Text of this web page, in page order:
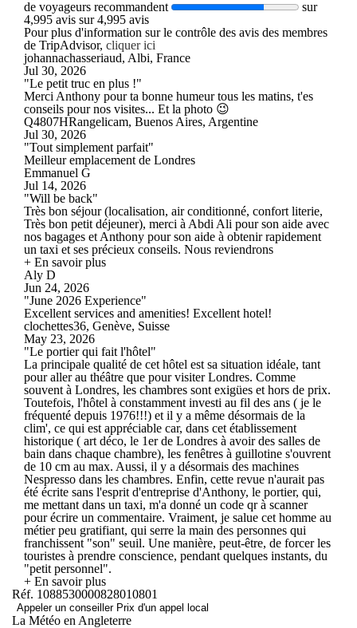
de voyageurs recommandent
sur
4,995 avis sur 4,995 avis
Pour plus d'information sur le contrôle des avis des membres
de TripAdvisor, cliquer ici
johannachasseriaud, Albi, France
Jul 30, 2026
"Le petit truc en plus !"
Merci Anthony pour ta bonne humeur tous les matins, t'es
conseils pour nos visites... Et la photo 😉
Q4807HRangelicam, Buenos Aires, Argentine
Jul 30, 2026
"Tout simplement parfait"
Meilleur emplacement de Londres
Emmanuel G
Jul 14, 2026
"Will be back"
Très bon séjour (localisation, air conditionné, confort literie,
Très bon petit déjeuner), merci à Abdi Ali pour son aide avec
nos bagages et Anthony pour son aide à obtenir rapidement
un taxi et ses précieux conseils. Nous reviendrons
+ En savoir plus
Aly D
Jun 24, 2026
"June 2026 Experience"
Excellent services and amenities! Excellent hotel!
clochettes36, Genève, Suisse
May 23, 2026
"Le portier qui fait l'hôtel"
La principale qualité de cet hôtel est sa situation idéale, tant
pour aller au théâtre que pour visiter Londres. Comme
souvent à Londres, les chambres sont exigües et hors de prix.
Toutefois, l'hôtel à constamment investi au fil des ans ( je le
fréquenté depuis 1976!!!) et il y a même désormais de la
clim', ce qui est appréciable car, dans cet établissement
historique ( art déco, le 1er de Londres à avoir des salles de
bain dans chaque chambre), les fenêtres à guillotine s'ouvrent
de 10 cm au max. Aussi, il y a désormais des machines
Nespresso dans les chambres. Enfin, cette revue n'aurait pas
été écrite sans l'esprit d'entreprise d'Anthony, le portier, qui,
me mettant dans un taxi, m'a donné un code qr à scanner
pour écrire un commentaire. Vraiment, je salue cet homme au
métier peu gratifiant, qui serre la main des personnes qui
franchissent "son" seuil. Une manière, peut-être, de forcer les
touristes à prendre conscience, pendant quelques instants, du
"petit personnel".
+ En savoir plus
Réf. 1088530000828010801
Appeler un conseiller Prix d'un appel local
La Météo en Angleterre